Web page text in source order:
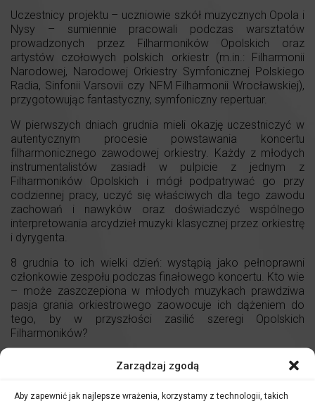
Zarządzaj zgodą
Aby zapewnić jak najlepsze wrażenia, korzystamy z technologii, takich
Uczestnicy projektu – uczniowie szkół muzycznych Opola i
Nysy – sumiennie pracowali podczas warsztatów
prowadzonych przez Filharmoników Opolskich oraz
artystów czołowych polskich orkiestr (m.in.: Filharmonii
Narodowej, Narodowej Orkiestry Symfonicznej Polskiego
Radia, Sinfonii Varsovii czy NFM Filharmonii Wrocławskiej),
przygotowując fantastyczny, symfoniczny repertuar.
W pierwszych dniach grudnia mieli okazję uczestniczyć w
autentycznym procesie powstawania koncertu
filharmonicznego zawodowej orkiestry. Każdy z młodych
instrumentalistów zasiadł w pulpicie z jednym z
Filharmoników Opolskich i mógł podpatrywać go przy
codziennej pracy, uczyć się właściwych dla tego zawodu
zachowań i nawyków oraz doświadczyć wspólnego
interpretowania arcydzieł muzyki klasycznej przez orkiestrę
i dyrygenta.
8 grudnia to ich wielki dzień: wystąpią jako pełnoprawni
członkowie zespołu podczas finałowego koncertu. Kto wie
– może zaszczepiona w młodych muzykach prawdziwa
pasja grania orkiestrowego zaowocuje ich dążeniem do
tego, by w przyszłości zasilić szeregi Opolskich
Filharmoników?